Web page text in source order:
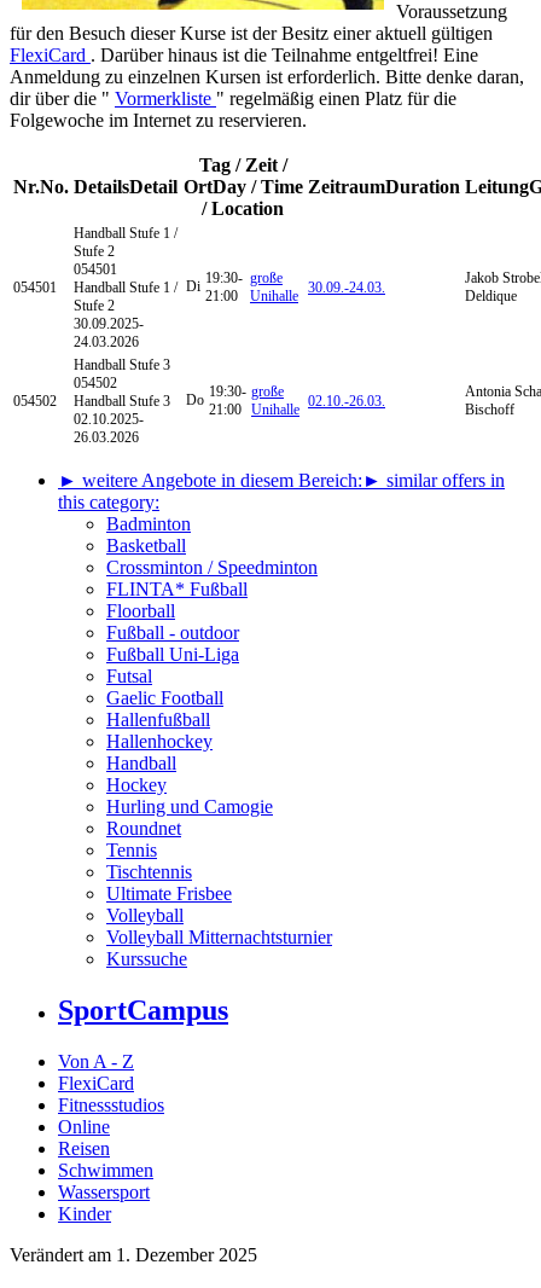
Voraussetzung
für den Besuch dieser Kurse ist der Besitz einer aktuell gültigen
FlexiCard . Darüber hinaus ist die Teilnahme entgeltfrei! Eine
Anmeldung zu einzelnen Kursen ist erforderlich. Bitte denke daran,
dir über die " Vormerkliste " regelmäßig einen Platz für die
Folgewoche im Internet zu reservieren.
Nr.No. DetailsDetail
Tag / Zeit /
OrtDay / Time
/ Location
ZeitraumDuration Leitung
054501
Handball Stufe 1 /
Stufe 2
054501
Handball Stufe 1 /
Stufe 2
30.09.2025-
24.03.2026
Di 19:30-
21:00
große
Unihalle 30.09.-24.03.
Jakob
Deldique
054502
Handball Stufe 3
054502
Handball Stufe 3
02.10.2025-
26.03.2026
Do 19:30-
21:00
große
Unihalle 02.10.-26.03.
Antonia
Bischoff
► weitere Angebote in diesem Bereich: ► similar offers in
this category:
Badminton
Basketball
Crossminton / Speedminton
FLINTA* Fußball
Floorball
Fußball - outdoor
Fußball Uni-Liga
Futsal
Gaelic Football
Hallenfußball
Hallenhockey
Handball
Hockey
Hurling und Camogie
Roundnet
Tennis
Tischtennis
Ultimate Frisbee
Volleyball
Volleyball Mitternachtsturnier
Kurssuche
SportCampus
Von A - Z
FlexiCard
Fitnessstudios
Online
Reisen
Schwimmen
Wassersport
Kinder
Verändert am 1. Dezember 2025